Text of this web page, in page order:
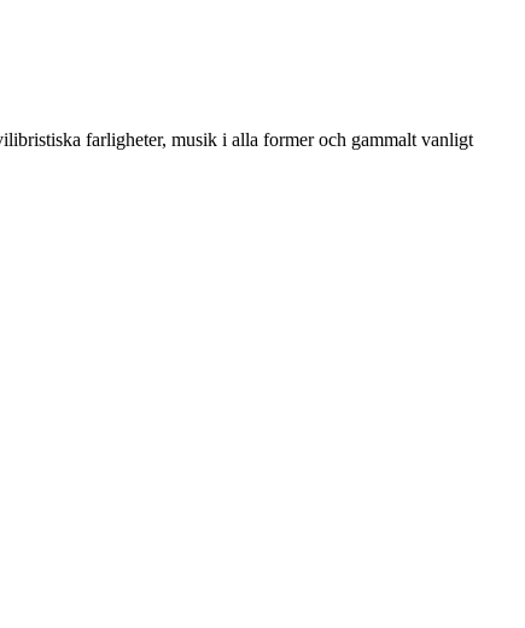
farligheter, musik i alla former och gammalt vanligt